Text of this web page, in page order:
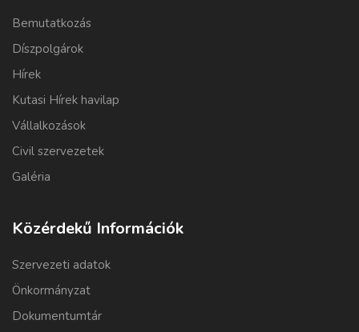
Bemutatkozás
Díszpolgárok
Hírek
Kutasi Hírek havilap
Vállalkozások
Civil szervezetek
Galéria
Közérdekű Információk
Szervezeti adatok
Önkormányzat
Dokumentumtár